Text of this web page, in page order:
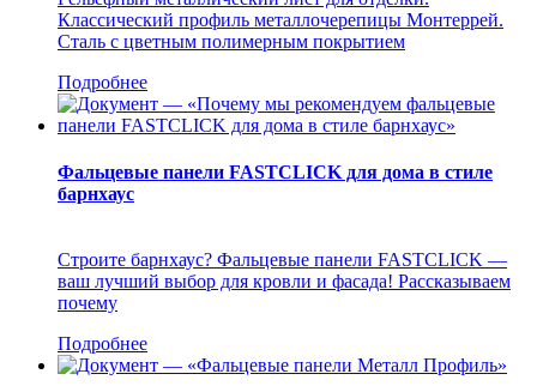
Классический профиль металлочерепицы Монтеррей.
Сталь с цветным полимерным покрытием
Подробнее
Фальцевые панели FASTCLICK для дома в стиле
барнхаус
Строите барнхаус? Фальцевые панели FASTCLICK —
ваш лучший выбор для кровли и фасада! Рассказываем
почему
Подробнее